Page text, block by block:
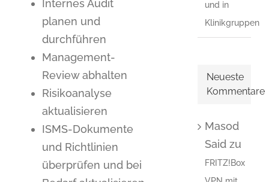
Internes Audit
planen und
durchführen
Management-
Review abhalten
Risikoanalyse
aktualisieren
ISMS-Dokumente
und Richtlinien
überprüfen und bei
und in
Klinikgruppen
Neueste
Kommentare
Masod
Saidzu
FRITZ!Box